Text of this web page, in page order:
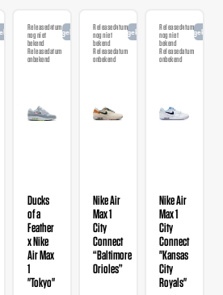
Releasedatum
nog niet
bekend
Releasedatum
onbekend
Aangekondigd
Ducks
of a
Feather
x Nike
Air Max
1
"Tokyo"
Releasedatum
nog niet
bekend
Releasedatum
onbekend
Aangekondigd
Nike Air
Max 1
City
Connect
“Baltimore
Orioles”
Releasedatum
nog niet
bekend
Releasedatum
onbekend
Nike Air
Max 1
City
Connect
"Kansas
City
Royals"